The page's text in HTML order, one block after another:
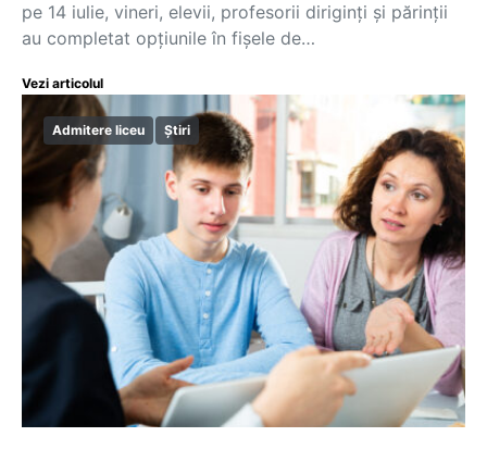
pe 14 iulie, vineri, elevii, profesorii diriginți și părinții
au completat opțiunile în fișele de…
Vezi articolul
Admitere liceu Știri